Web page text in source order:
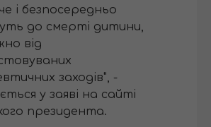
і безпосередньо
до смерті дитини,
від
заходів", -
у заяві на сайті
президента.